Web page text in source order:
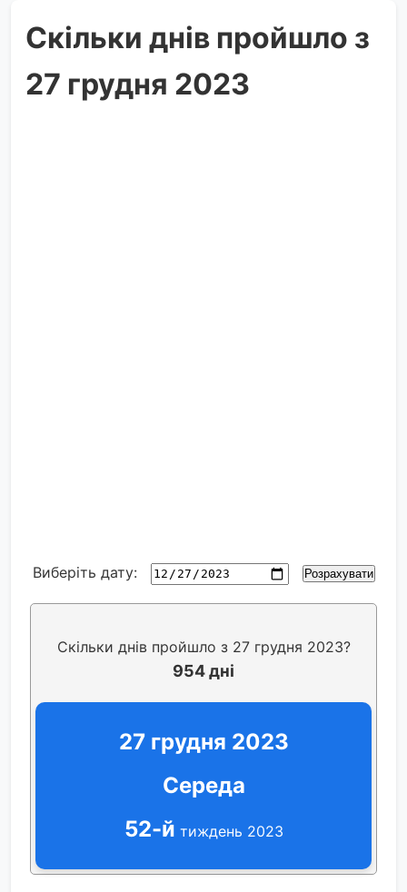
Скільки днів пройшло з
27 грудня 2023
Виберіть дату: Розрахувати
Скільки днів пройшло з 27 грудня 2023?
954 дні
27 грудня 2023
Середа
52-й тиждень 2023